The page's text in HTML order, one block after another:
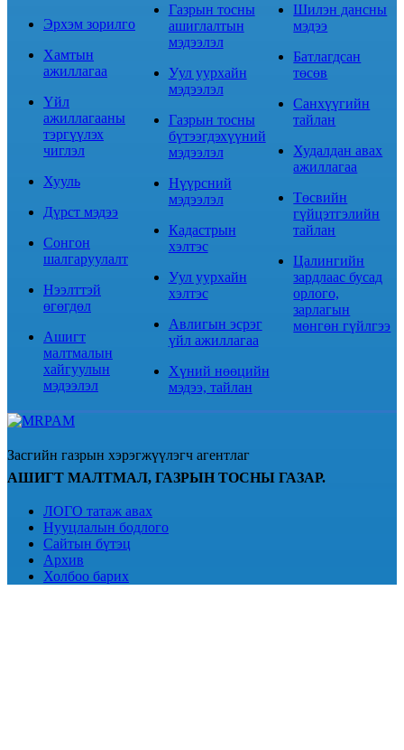
Эрхэм зорилго
Хамтын
ажиллагаа
Үйл
ажиллагааны
тэргүүлэх
чиглэл
Хууль
Дүрст мэдээ
Сонгон
шалгаруулалт
Нээлттэй
өгөгдөл
Ашигт
малтмалын
хайгуулын
мэдээлэл
Газрын тосны
ашиглалтын
мэдээлэл
Уул уурхайн
мэдээлэл
Газрын тосны
бүтээгдэхүүний
мэдээлэл
Нүүрсний
мэдээлэл
Кадастрын
хэлтэс
Уул уурхайн
хэлтэс
Авлигын эсрэг
үйл ажиллагаа
Хүний нөөцийн
мэдээ, тайлан
Шилэн дансны
мэдээ
Батлагдсан
төсөв
Санхүүгийн
тайлан
Худалдан авах
ажиллагаа
Төсвийн
гүйцэтгэлийн
тайлан
Цалингийн
зардлаас бусад
орлого,
зарлагын
мөнгөн гүйлгээ
Засгийн газрын хэрэгжүүлэгч агентлаг
АШИГТ МАЛТМАЛ, ГАЗРЫН ТОСНЫ ГАЗАР.
ЛОГО татаж авах
Нууцлалын бодлого
Сайтын бүтэц
Архив
Холбоо барих